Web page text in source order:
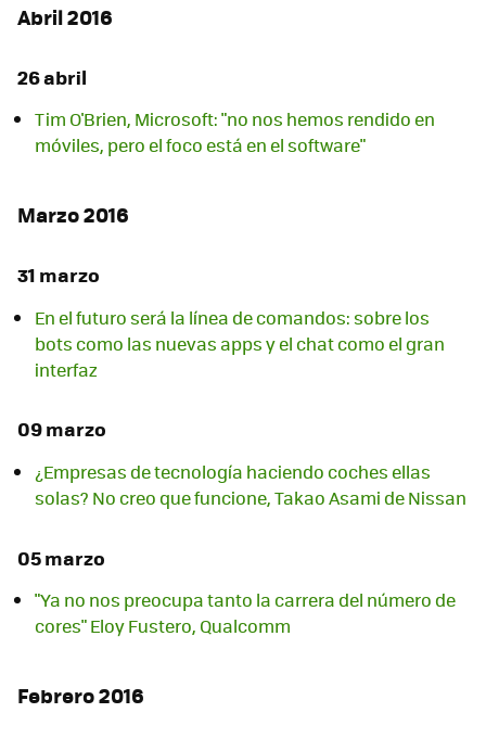
Abril 2016
26 abril
Tim O'Brien, Microsoft: "no nos hemos rendido en
móviles, pero el foco está en el software"
Marzo 2016
31 marzo
En el futuro será la línea de comandos: sobre los
bots como las nuevas apps y el chat como el gran
interfaz
09 marzo
¿Empresas de tecnología haciendo coches ellas
solas? No creo que funcione, Takao Asami de Nissan
05 marzo
"Ya no nos preocupa tanto la carrera del número de
cores" Eloy Fustero, Qualcomm
Febrero 2016